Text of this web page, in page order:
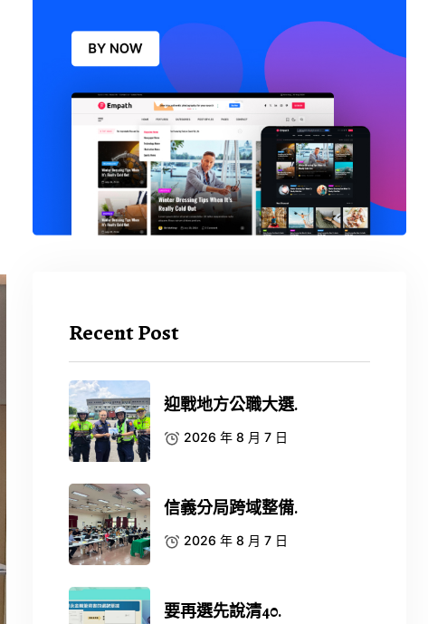
Recent Post
迎戰地方公職大選.
2026 年 8 月 7 日
信義分局跨域整備.
2026 年 8 月 7 日
要再選先說清40.